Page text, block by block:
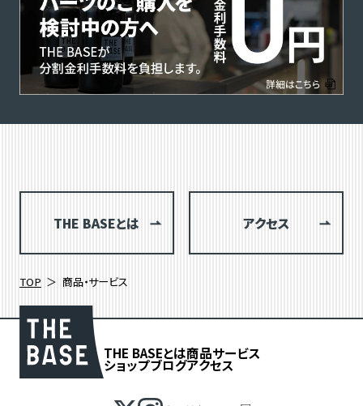
THE BASEとは アクセス
TOP 商品・サービス
THE BASEとは商品サービス
ショップブログアクセス